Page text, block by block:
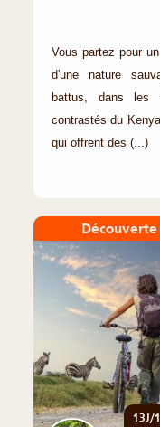
Vous partez pour
d'une nature
battus, dans les
contrastés du
qui offrent des (...)
13J/